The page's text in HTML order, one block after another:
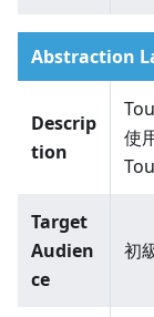
Abstraction
Descrip
tion
使
Target
Audien
ce
初